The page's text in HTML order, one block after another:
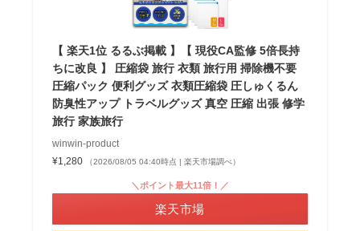
【 楽天1位 るるぶ掲載 】【 現役CA監修 5倍長持
ちに改良 】 圧縮袋 旅行 衣類 旅行用 掃除機不要
圧縮パック 便利グッズ 衣類圧縮袋 圧しゅくるん
防臭性アップ トラベルグッズ 真空 圧縮 出張 修学
旅行 家族旅行
winwin-product
¥1,280
（2026/08/05 04:40時点 | 楽天市場調べ）
＼ポイント最大11倍！／
楽天市場